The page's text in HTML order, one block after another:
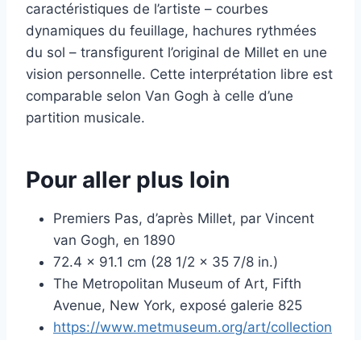
caractéristiques de l’artiste – courbes
dynamiques du feuillage, hachures rythmées
du sol – transfigurent l’original de Millet en une
vision personnelle. Cette interprétation libre est
comparable selon Van Gogh à celle d’une
partition musicale.
Pour aller plus loin
Premiers Pas, d’après Millet, par Vincent
van Gogh, en 1890
72.4 x 91.1 cm (28 1/2 x 35 7/8 in.)
The Metropolitan Museum of Art, Fifth
Avenue, New York, exposé galerie 825
https://www.metmuseum.org/art/collection